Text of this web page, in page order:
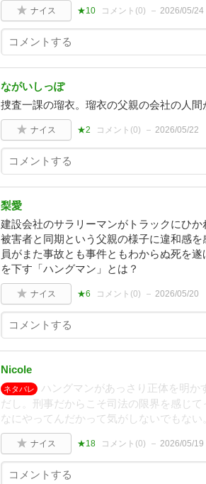
ナイス ★10 コメント(0) 2026/05/24
ながいしっぽ
捜査一課の瑠衣。瑠衣の父親の会社の人間
ナイス ★2 コメント(0) 2026/05/22
梨愛
建設会社のサラリーマンがトラックにひ
被害者と同期という父親の様子に違和感
員がまた事故とも事件ともわからぬ死を
を下す「ハングマン」とは？
ナイス ★6 コメント(0) 2026/05/20
Nicole
ネタバレ
ハングマンがあっさり正体を明か
だし。刑事だからこそ司法の限界を感じ
なにやってんだかって気がしないでもない
ナイス ★18 コメント(0) 2026/05/19